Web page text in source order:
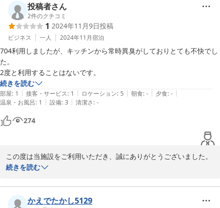
を受け、現在はより簡潔で分かりやすいご案内へ改善しておりま
す。
また、お部屋が清潔に感じられなかったとのご指摘につきまして
も、貴重なご意見をありがとうございます。いただいたご意見を真
た。
今後もより快適にお過ごしいただける施設づくりに努めてまいりま
す。
またの機会がございましたら、ご利用いただけますと幸いです。
2026-06-23
投稿者さん
2件のクチコミ
1 2024年11月9日投稿
ビジネス 一人 2024年11月宿泊
704利用しましたが、キッチンから常時異臭がしておりとても不快でし
た。
2度と利用することはないです。
続きを読む
部屋: 1 | 接客・サービス: 1 | ロケーション: 5 | 朝食: - | 夕食: - |
温泉・お風呂: 1 | 設備: 3 | 清潔さ: -
274
この度は当施設をご利用いただき、誠にありがとうございました。
りお詫び申し上げます。せっかく当施設をお選びいただいたにもか
かわらず、ご期待に沿うことができず、大変申し訳ございませんで
続きを読む
かえでたかし5129